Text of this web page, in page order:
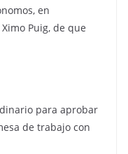
en
Puig, de que
para aprobar
de trabajo con